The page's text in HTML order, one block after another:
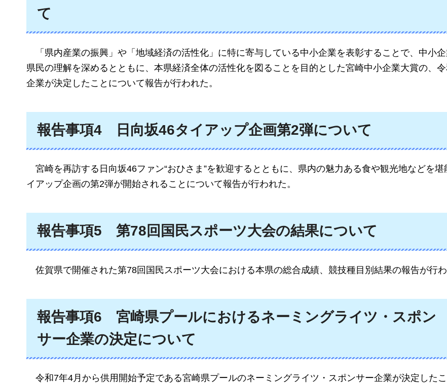
て
「県内産業の振興」や「地域経済の活性化」に特に寄与している中小企業を表彰することで、中小
県民の理解を深めるとともに、本県経済全体の活性化を図ることを目的とした宮崎中小企業大賞の、
企業が決定したことについて報告が行われた。
報告事項4 日向坂46タイアップ企画第2弾について
宮崎を再訪する日向坂46ファン“おひさま”を歓迎するとともに、県内の魅力ある食や観光地などを堪
イアップ企画の第2弾が開始されることについて報告が行われた。
報告事項5 第78回国民スポーツ大会の結果について
佐賀県で開催された第78回国民スポーツ大会における本県の総合成績、競技種目別結果の報告が行わ
報告事項6
宮崎県プールにおけるネーミングライツ・スポン
サー企業の決定について
令和7年4月から供用開始予定である宮崎県プールのネーミングライツ・スポンサー企業が決定した